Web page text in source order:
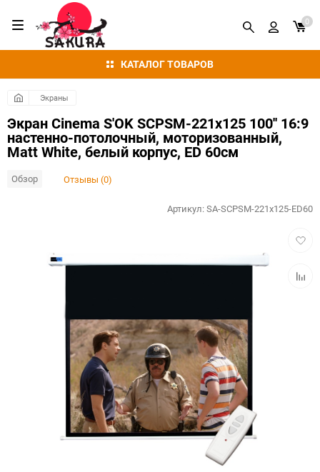
КАТАЛОГ ТОВАРОВ
0
Экраны
Экран Cinema S'OK SCPSM-221x125 100'' 16:9
настенно-потолочный, моторизованный,
Matt White, белый корпус, ED 60см
Обзор Отзывы (0)
Артикул:SA-SCPSM-221x125-ED60